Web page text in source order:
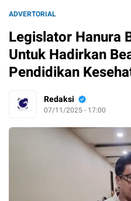
ADVERTORIAL
Legislator Hanura
Untuk Hadirkan
Pendidikan
Redaksi
07/11/2025 - 17:00